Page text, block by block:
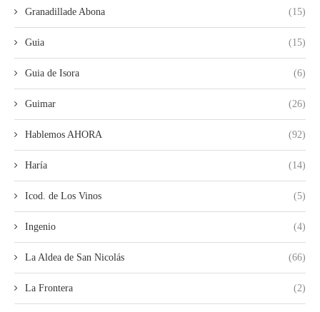
Granadillade Abona (15)
Guia (15)
Guia de Isora (6)
Guimar (26)
Hablemos AHORA (92)
Haría (14)
Icod. de Los Vinos (5)
Ingenio (4)
La Aldea de San Nicolás (66)
La Frontera (2)